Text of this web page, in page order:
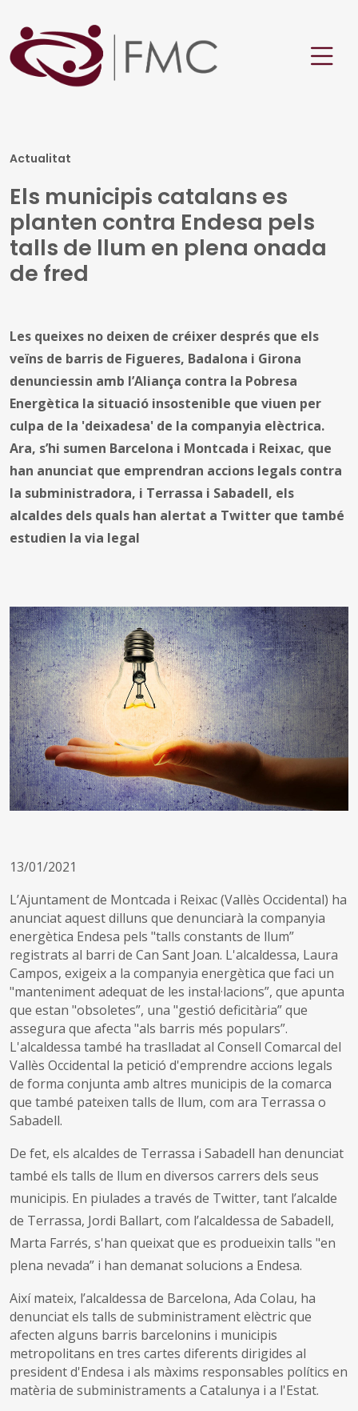
Actualitat
Els municipis catalans es
planten contra Endesa pels
talls de llum en plena onada
de fred
Les queixes no deixen de créixer després que els
veïns de barris de Figueres, Badalona i Girona
denunciessin amb l’Aliança contra la Pobresa
Energètica la situació insostenible que viuen per
culpa de la 'deixadesa' de la companyia elèctrica.
Ara, s’hi sumen Barcelona i Montcada i Reixac, que
han anunciat que emprendran accions legals contra
la subministradora, i Terrassa i Sabadell, els
alcaldes dels quals han alertat a Twitter que també
estudien la via legal
13/01/2021
L’Ajuntament de Montcada i Reixac (Vallès Occidental) ha
anunciat aquest dilluns que denunciarà la companyia
energètica Endesa pels "talls constants de llum”
registrats al barri de Can Sant Joan. L'alcaldessa, Laura
Campos, exigeix a la companyia energètica que faci un
"manteniment adequat de les instal·lacions”, que apunta
que estan "obsoletes”, una "gestió deficitària” que
assegura que afecta "als barris més populars”.
L'alcaldessa també ha traslladat al Consell Comarcal del
Vallès Occidental la petició d'emprendre accions legals
de forma conjunta amb altres municipis de la comarca
que també pateixen talls de llum, com ara Terrassa o
Sabadell.
De fet, els alcaldes de Terrassa i Sabadell han denunciat
també els talls de llum en diversos carrers dels seus
municipis. En piulades a través de Twitter, tant l’alcalde
de Terrassa, Jordi Ballart, com l’alcaldessa de Sabadell,
Marta Farrés, s'han queixat que es produeixin talls "en
plena nevada” i han demanat solucions a Endesa.
Així mateix, l’alcaldessa de Barcelona, Ada Colau, ha
denunciat els talls de subministrament elèctric que
afecten alguns barris barcelonins i municipis
metropolitans en tres cartes diferents dirigides al
president d'Endesa i als màxims responsables polítics en
matèria de subministraments a Catalunya i a l'Estat.